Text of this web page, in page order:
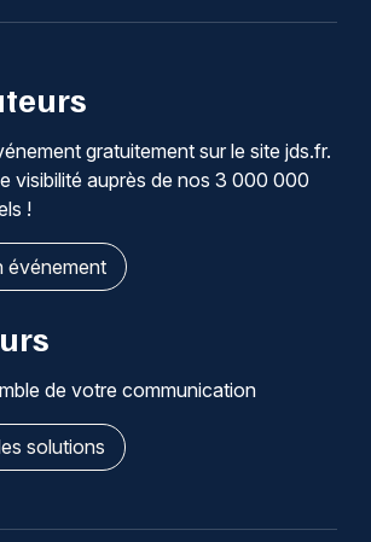
gratuitement sur le site jds.fr.
visibilité auprès de nos 3 000 000
!
événement
de votre communication
solutions